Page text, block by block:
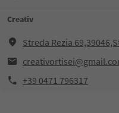
Creativ
Streda Rezia
+39 0471 796317